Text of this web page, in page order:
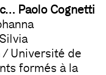
Paolo Cognetti
/ Université de
formés à la